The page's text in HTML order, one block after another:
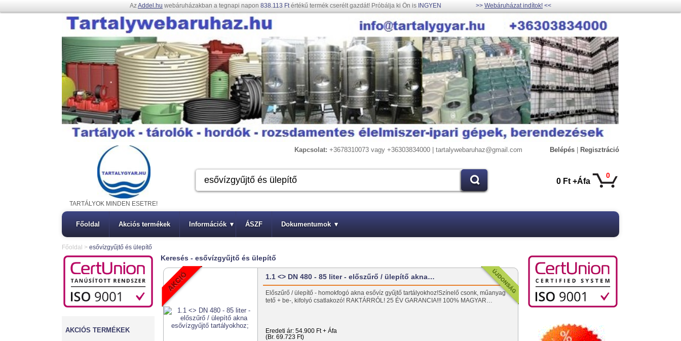
AzAddel.hu webáruházakban a tegnapi napon 838.113 Ftértékű termék cserélt gazdát! Próbálja ki Ön is INGYEN >> Webáruházat indítok! <<
Kapcsolat: +3678310073 vagy +36303834000 | tartalywebaruhaz@gmail.com Belépés Regisztráció
0
0 Ft +Áfa
TARTÁLYOK MINDEN ESETRE!
Főoldal Akciós termékek Információk ▾ ÁSZF Dokumentumok ▾
Főoldal > esővízgyűjtő és ülepítő
AKCIÓS TERMÉKEK
Keresés - esővízgyűjtő és ülepítő
1.1 <> DN 480 - 85 liter - előszűrő / ülepítő akna…
Előszűrő / ülepítő - homokfogó akna esővíz gyűjtő tartályokhoz!Színelő csonk, műanyag
tető + be-, kifolyó csatlakozó! RAKTÁRRÓL! 25 ÉV GARANCIA!!! 100% MAGYAR…
Eredeti ár: 54.900 Ft + Áfa
(Br. 69.723 Ft)